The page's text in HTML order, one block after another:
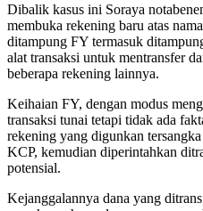
Dibalik kasus ini Soraya
membuka rekening baru atas
ditampung FY termasuk
alat transaksi untuk mentransfer
beberapa rekening lainnya.
Keihaian FY, dengan modus
transaksi tunai tetapi tidak ada
rekening yang digunkan
KCP, kemudian diperintahkan
potensial.
Kejanggalannya dana yang